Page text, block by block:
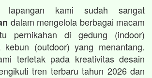
lapangan kami sudah sangat
dalam mengelola berbagai macam
pernikahan di gedung (indoor)
kebun (outdoor) yang menantang.
terletak pada kreativitas desain
tren terbaru tahun 2026 dan